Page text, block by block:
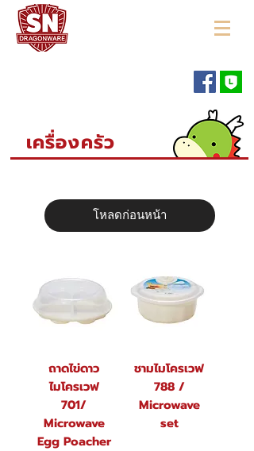
โหลดก่อนหน้า
ถาดไข่ดาว
ไมโครเวฟ
701/
Microwave
Egg Poacher
ชามไมโครเวฟ
788 /
Microwave
set
เครื่องครัว